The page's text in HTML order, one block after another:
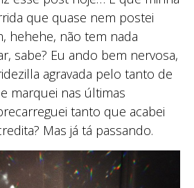
que quase nem postei
hehehe, não tem nada
sabe? Eu ando bem nervosa,
agravada pelo tanto de
marquei nas últimas
tanto que acabei
Mas já tá passando.